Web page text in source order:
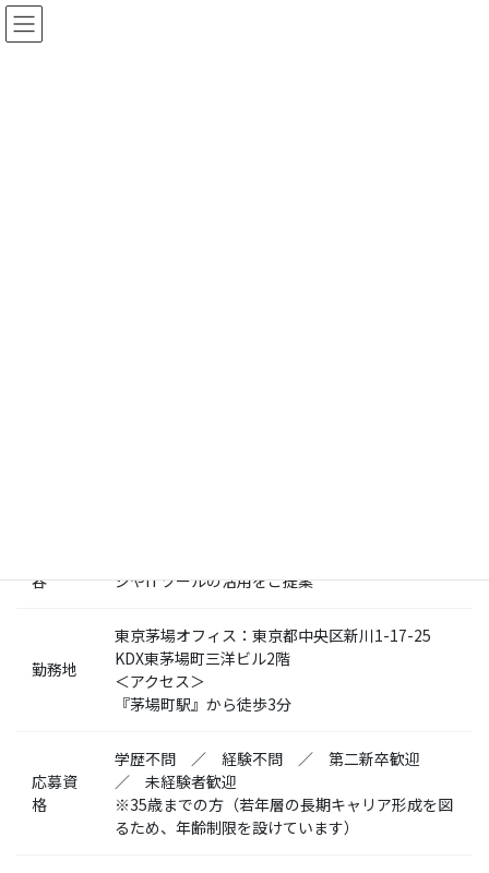
コ
ン
ナ
ビ
容
ジやITツールの活用をご提案
勤務地
東京茅場オフィス：東京都中央区新川1-17-25
KDX東茅場町三洋ビル2階
＜アクセス＞
『茅場町駅』から徒歩3分
応募資
格
学歴不問 ／ 経験不問 ／ 第二新卒歓迎
／ 未経験者歓迎
※35歳までの方（若年層の長期キャリア形成を図
るため、年齢制限を設けています）